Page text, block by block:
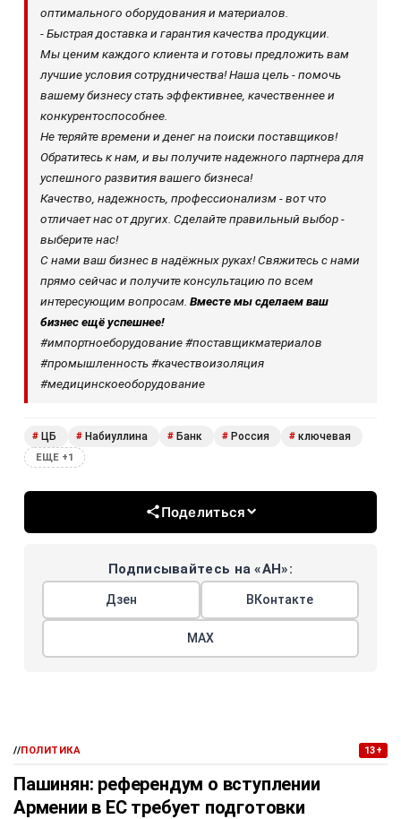
оптимального оборудования и материалов.
- Быстрая доставка и гарантия качества продукции.
Мы ценим каждого клиента и готовы предложить вам
лучшие условия сотрудничества! Наша цель - помочь
вашему бизнесу стать эффективнее, качественнее и
конкурентоспособнее.
Не теряйте времени и денег на поиски поставщиков!
Обратитесь к нам, и вы получите надежного партнера для
успешного развития вашего бизнеса!
Качество, надежность, профессионализм - вот что
отличает нас от других. Сделайте правильный выбор -
выберите нас!
С нами ваш бизнес в надёжных руках! Свяжитесь с нами
прямо сейчас и получите консультацию по всем
интересующим вопросам. Вместе мы сделаем ваш
бизнес ещё успешнее!
#импортноеборудование #поставщикматериалов
#промышленность #качествоизоляция
#медицинскоеоборудование
# ЦБ # Набиуллина # Банк # Россия # ключевая
ЕЩЕ +1
Поделиться
Подписывайтесь на «АН»:
Дзен ВКонтакте
МАХ
//ПОЛИТИКА 13+
Пашинян: референдум о вступлении
Армении в ЕС требует подготовки